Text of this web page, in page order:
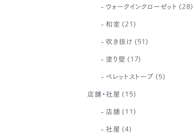
ウォークインクローゼット (28)
和室 (21)
吹き抜け (51)
塗り壁 (17)
ペレットストーブ (5)
店舗・社屋 (15)
店舗 (11)
社屋 (4)